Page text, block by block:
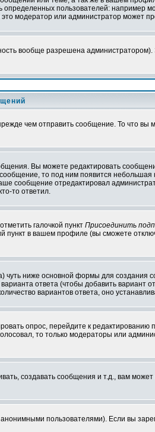
пользователей: например
модератор или администратор может
вообще разрешена
чем отправить сообщение. То что
Вы можете редактировать
то под ним появится небольшая
сообщение отредактировал
то ответил.
галочкой пункт Присоединить
в вашем профиле (вы сможете
чуть ниже основной формы для
ответа (чтобы добавить вариант
вариантов ответа, оно
опрос, перейдите к редактированию
то только модераторы или
создавать сообщения и т.д., вам
пользователями). Если вы